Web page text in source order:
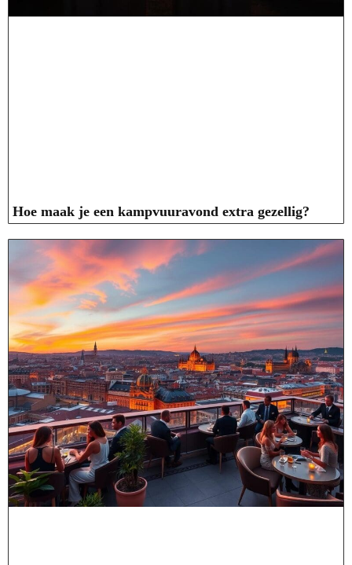
Hoe maak je een kampvuuravond extra gezellig?